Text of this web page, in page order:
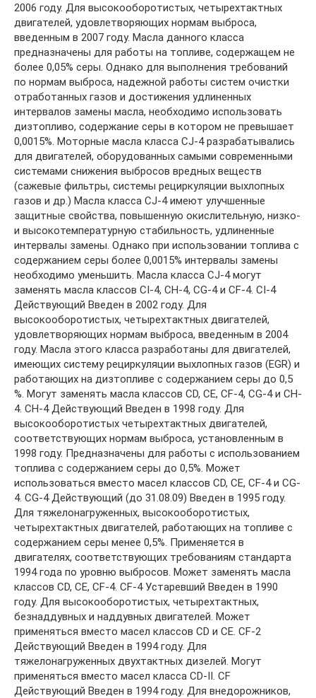
2006 году. Для высокооборотистых, четырехтактных
двигателей, удовлетворяющих нормам выброса,
введенным в 2007 году. Масла данного класса
предназначены для работы на топливе, содержащем не
более 0,05% серы. Однако для выполнения требований
по нормам выброса, надежной работы систем очистки
отработанных газов и достижения удлиненных
интервалов замены масла, необходимо использовать
дизтопливо, содержание серы в котором не превышает
0,0015%. Моторные масла класса CJ-4 разрабатывались
для двигателей, оборудованных самыми современными
системами снижения выбросов вредных веществ
(сажевые фильтры, системы рециркуляции выхлопных
газов и др.) Масла класса CJ-4 имеют улучшенные
защитные свойства, повышенную окислительную, низко-
и высокотемпературную стабильность, удлиненные
интервалы замены. Однако при использовании топлива с
содержанием серы более 0,0015% интервалы замены
необходимо уменьшить. Масла класса CJ-4 могут
заменять масла классов CI-4, CH-4, CG-4 и CF-4. CI-4
Действующий Введен в 2002 году. Для
высокооборотистых, четырехтактных двигателей,
удовлетворяющих нормам выброса, введенным в 2004
году. Масла этого класса разработаны для двигателей,
имеющих систему рециркуляции выхлопных газов (EGR) и
работающих на дизтопливе с содержанием серы до 0,5
%. Могут заменять масла классов CD, CE, CF-4, CG-4 и CH-
4. CH-4 Действующий Введен в 1998 году. Для
высокооборотистых четырехтактных двигателей,
соответствующих нормам выброса, установленным в
1998 году. Предназначены для работы с использованием
топлива с содержанием серы до 0,5%. Может
использоваться вместо масел классов CD, CE, CF-4 и CG-
4. CG-4 Действующий (до 31.08.09) Введен в 1995 году.
Для тяжелонагруженных, высокооборотистых,
четырехтактных двигателей, работающих на топливе с
содержанием серы менее 0,5%. Применяется в
двигателях, соответствующих требованиям стандарта
1994 года по уровню выбросов. Может заменять масла
классов CD, CE, CF-4. CF-4 Устаревший Введен в 1990
году. Для высокооборотистых, четырехтактных,
безнаддувных и наддувных двигателей. Может
применяться вместо масел классов CD и CE. CF-2
Действующий Введен в 1994 году. Для
тяжелонагруженных двухтактных дизелей. Могут
применяться вместо масел класса CD-II. CF
Действующий Введен в 1994 году. Для внедорожников,